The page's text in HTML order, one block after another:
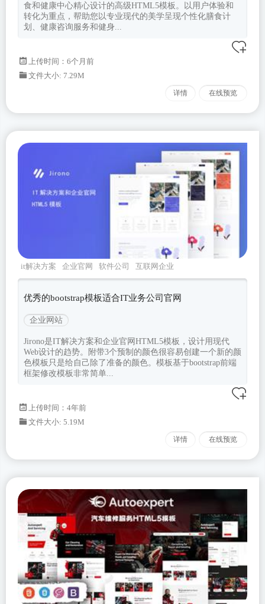
食和健康中心精心设计的高级HTML5模板。以用户体验和
转化为重点，帮助您以专业现代的美学呈现个性化膳食计
划、健康咨询服务和健身...
上传时间：6个月前
文件大小: 7.29M
详情 在线预览
it解决方案 企业官网 软件公司
互联网企业
jirono
优秀的bootstrap模板适合IT业务公司官网
企业网站
Jirono是IT解决方案和企业官网HTML5模板，设计用现代
Web设计的趋势。附带3个预制的颜色很容易创建一个新的颜
色模板只是给自己除了准备的颜色。模板基于bootstrap前端
框架修改模板非常简单...
上传时间：4年前
文件大小: 5.19M
详情 在线预览